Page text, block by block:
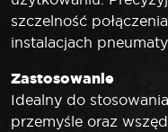
szczelność
instalacjach
Zastosowanie
Idealny do
przemyśle oraz